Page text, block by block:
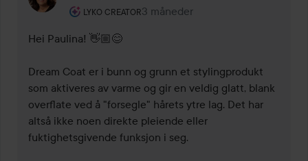
LYKO CREATOR
Brukerens rolle: Lyko Creator.
3 måneder
Kommentaren lades 3 måneder
Hei Paulina! 👋🏼😊
Dream Coat er i bunn og grunn et stylingprodukt
som aktiveres av varme og gir en veldig glatt, blank
overflate ved å "forsegle" hårets ytre lag. Det har
altså ikke noen direkte pleiende eller
fuktighetsgivende funksjon i seg.